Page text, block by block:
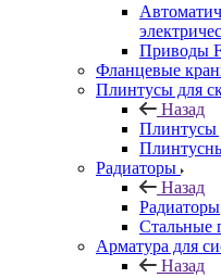
Приводы
Фланцевые
Плинтусы для
Назад
Плинтусы
Радиаторы
Назад
Радиаторы
Стальные
Арматура для
Назад